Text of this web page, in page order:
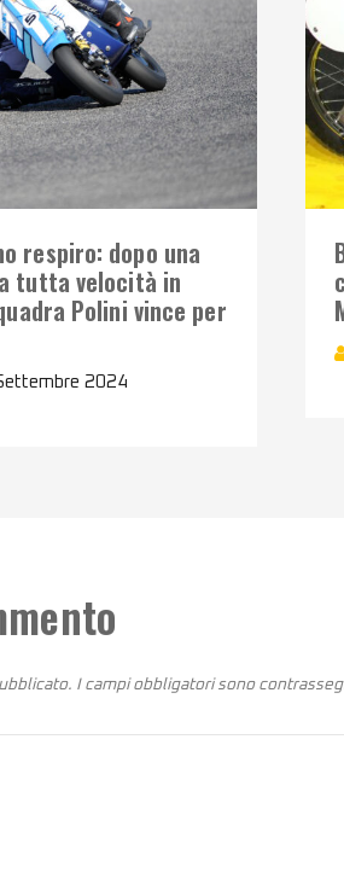
respiro: dopo una
tutta velocità in
Polini vince per
2024
I campi obbligatori sono